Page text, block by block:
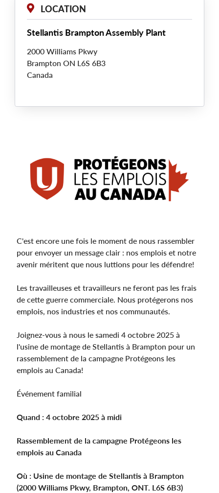
LOCATION
Stellantis Brampton Assembly Plant
2000 Williams Pkwy
Brampton ON L6S 6B3
Canada
Image
C'est encore une fois le moment de nous rassembler
pour envoyer un message clair : nos emplois et notre
avenir méritent que nous luttions pour les défendre!
Les travailleuses et travailleurs ne feront pas les frais
de cette guerre commerciale. Nous protégerons nos
emplois, nos industries et nos communautés.
Joignez-vous à nous le samedi 4 octobre 2025 à
l'usine de montage de Stellantis à Brampton pour un
rassemblement de la campagne Protégeons les
emplois au Canada!
Événement familial
Quand : 4 octobre 2025 à midi
Rassemblement de la campagne Protégeons les
emplois au Canada
Où : Usine de montage de Stellantis à Brampton
(2000 Williams Pkwy, Brampton, ONT. L6S 6B3)